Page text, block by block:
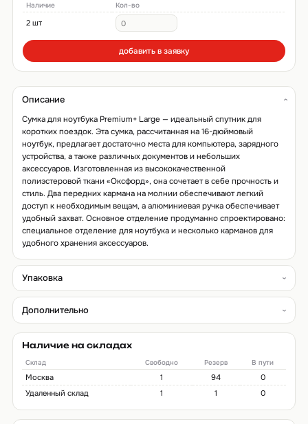
Наличие Кол-во
2 шт
добавить в заявку
Описание
Сумка для ноутбука Premium+ Large — идеальный спутник для
коротких поездок. Эта сумка, рассчитанная на 16-дюймовый
ноутбук, предлагает достаточно места для компьютера, зарядного
устройства, а также различных документов и небольших
аксессуаров. Изготовленная из высококачественной
полиэстеровой ткани «Оксфорд», она сочетает в себе прочность и
стиль. Два передних кармана на молнии обеспечивают легкий
доступ к необходимым вещам, а алюминиевая ручка обеспечивает
удобный захват. Основное отделение продуманно спроектировано:
специальное отделение для ноутбука и несколько карманов для
удобного хранения аксессуаров.
Упаковка
Дополнительно
Наличие на складах
Склад Свободно Резерв В пути
Москва 1 94
0
Удаленный склад
1 1 0